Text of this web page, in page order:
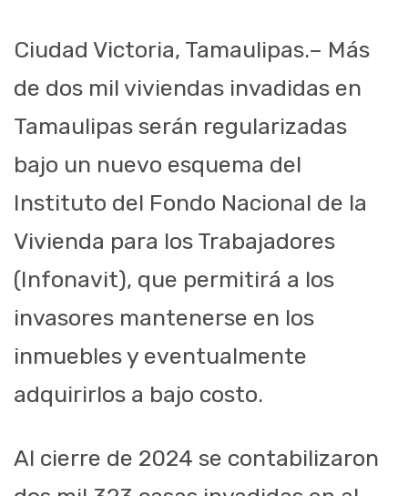
Ciudad Victoria, Tamaulipas.– Más
de dos mil viviendas invadidas en
Tamaulipas serán regularizadas
bajo un nuevo esquema del
Instituto del Fondo Nacional de la
Vivienda para los Trabajadores
(Infonavit), que permitirá a los
invasores mantenerse en los
inmuebles y eventualmente
adquirirlos a bajo costo.
Al cierre de 2024 se contabilizaron